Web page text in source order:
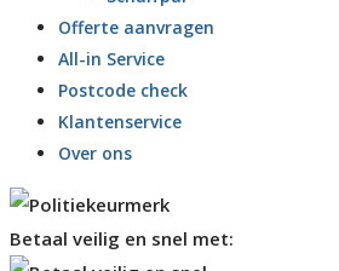
Offerte aanvragen
All-in Service
Postcode check
Klantenservice
Over ons
Betaal veilig en snel met: